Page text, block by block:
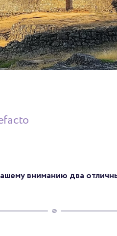
вниманию два